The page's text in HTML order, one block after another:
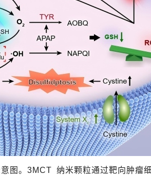
图。 3MCT 纳米颗粒通过靶向肿瘤